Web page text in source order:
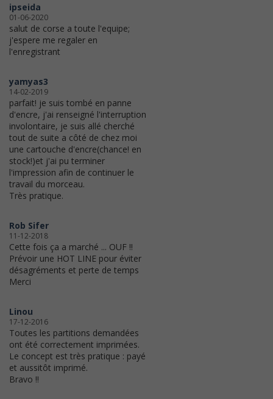
ipseida
01-06-2020
salut de corse a toute l'equipe;
j'espere me regaler en
l'enregistrant
yamyas3
14-02-2019
parfait! je suis tombé en panne
d'encre, j'ai renseigné l'interruption
involontaire, je suis allé cherché
tout de suite a côté de chez moi
une cartouche d'encre(chance! en
stock!)et j'ai pu terminer
l'impression afin de continuer le
travail du morceau.
Très pratique.
Rob Sifer
11-12-2018
Cette fois ça a marché ... OUF !!
Prévoir une HOT LINE pour éviter
désagréments et perte de temps
Merci
Linou
17-12-2016
Toutes les partitions demandées
ont été correctement imprimées.
Le concept est très pratique : payé
et aussitôt imprimé.
Bravo !!